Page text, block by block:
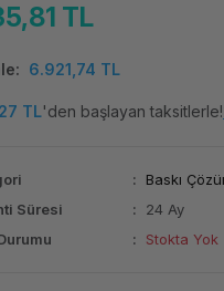
TL
6.921,74 TL
TL'den başlayan taksitlerle!
Baskı
Süresi
24 Ay
Stokta Yok